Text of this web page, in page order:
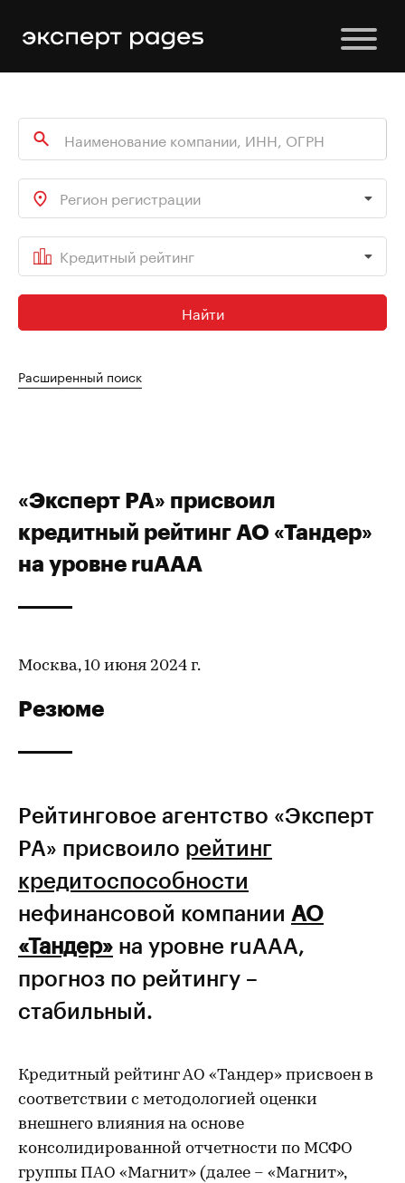
Регион регистрации
Кредитный рейтинг
Найти
Расширенный поиск
«Эксперт РА» присвоил
кредитный рейтинг АО «Тандер»
на уровне ruAАA
Москва, 10 июня 2024 г.
Резюме
Рейтинговое агентство «Эксперт
РА» присвоило рейтинг
кредитоспособности
нефинансовой компании АО
«Тандер» на уровне ruAАA,
прогноз по рейтингу –
стабильный.
Кредитный рейтинг АО «Тандер» присвоен в
соответствии с методологией оценки
внешнего влияния на основе
консолидированной отчетности по МСФО
группы ПАО «Магнит» (далее – «Магнит»,